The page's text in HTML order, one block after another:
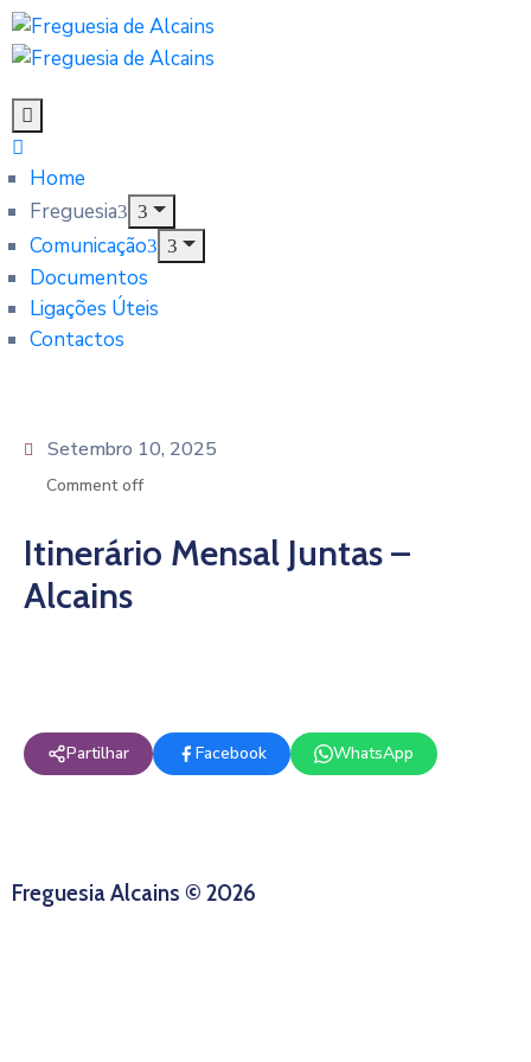
Home
Freguesia
Comunicação
Documentos
Ligações Úteis
Contactos
Setembro 10, 2025
Comment off
Itinerário Mensal Juntas –
Alcains
Partilhar Facebook WhatsApp
Freguesia Alcains © 2026